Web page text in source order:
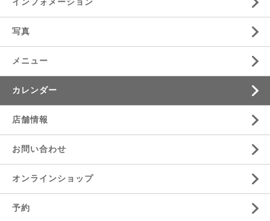
写真
メニュー
カレンダー
店舗情報
お問い合わせ
オンラインショップ
予約